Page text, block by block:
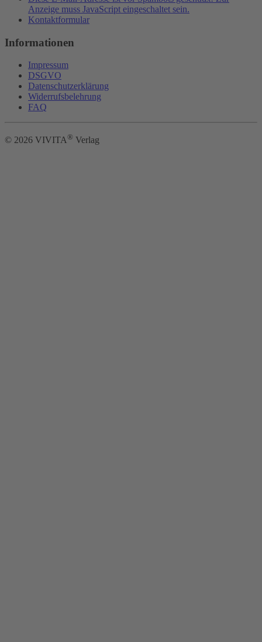
Anzeige muss JavaScript eingeschaltet sein.
Kontaktformular
Informationen
Impressum
DSGVO
Datenschutzerklärung
Widerrufsbelehrung
FAQ
© 2026 VIVITA® Verlag